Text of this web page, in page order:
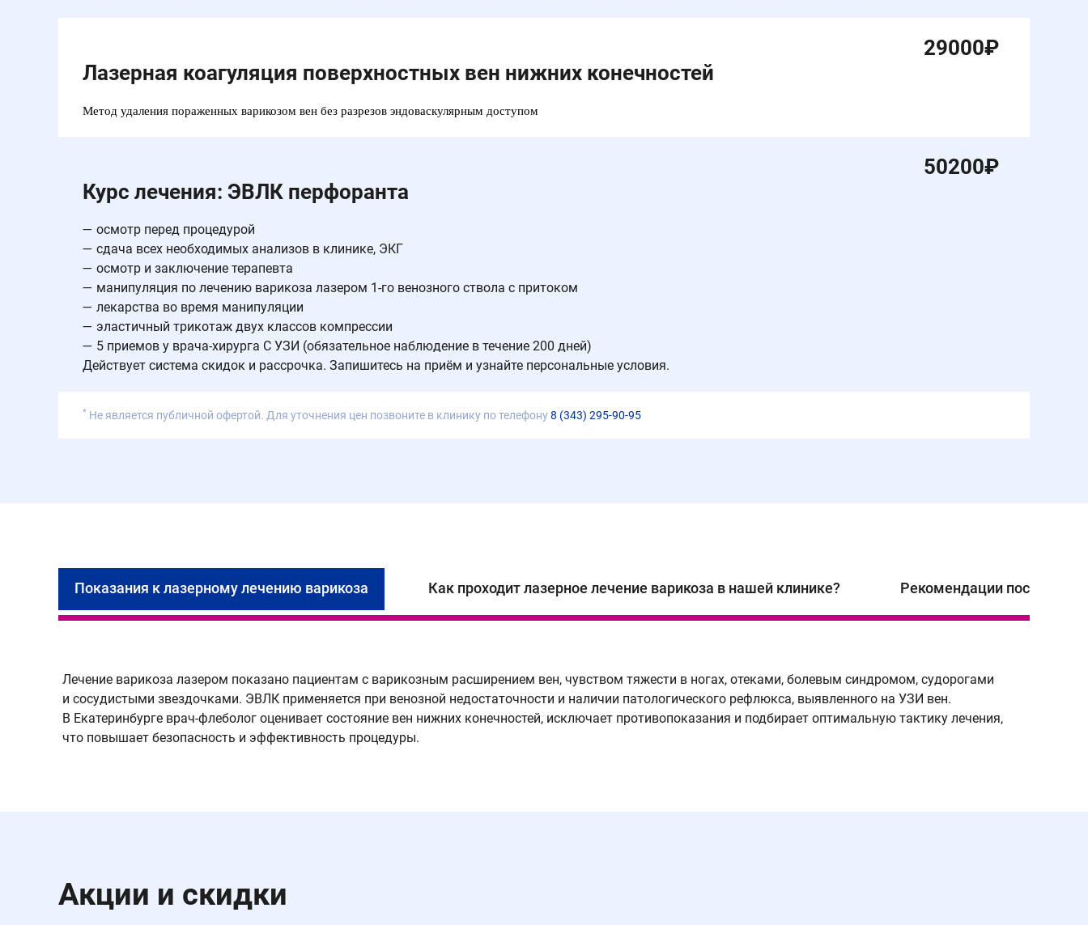
Лазерная коагуляция поверхностных вен нижних конечностей
Метод удаления пораженных варикозом вен без разрезов эндоваскулярным доступом
29000₽
Курс лечения: ЭВЛК перфоранта
— осмотр перед процедурой
— сдача всех необходимых анализов в клинике, ЭКГ
— осмотр и заключение терапевта
— манипуляция по лечению варикоза лазером 1-го венозного ствола с притоком
— лекарства во время манипуляции
— эластичный трикотаж двух классов компрессии
— 5 приемов у врача-хирурга С УЗИ (обязательное наблюдение в течение 200 дней)
Действует система скидок и рассрочка. Запишитесь на приём и узнайте персональные условия.
50200₽
* Не является публичной офертой. Для уточнения цен позвоните в клинику по телефону8 (343) 295-90-95
Показания к лазерному лечению варикоза Как проходит лазерное лечение варикоза в нашей клинике? Рекомендации после ЭВЛК
Лечение варикоза лазером показано пациентам с варикозным расширением вен, чувством тяжести в ногах, отеками, болевым синдромом, судорогами
и сосудистыми звездочками. ЭВЛК применяется при венозной недостаточности и наличии патологического рефлюкса, выявленного на УЗИ вен.
В Екатеринбурге врач-флеболог оценивает состояние вен нижних конечностей, исключает противопоказания и подбирает оптимальную тактику лечения,
что повышает безопасность и эффективность процедуры.
Акции и скидки